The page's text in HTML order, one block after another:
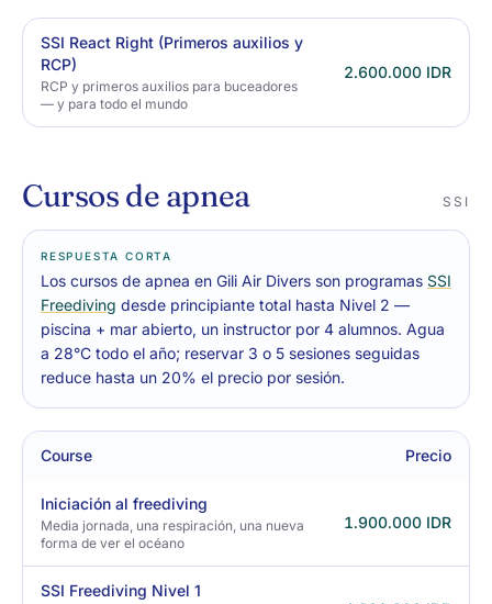
SSI React Right (Primeros auxilios y
RCP)
RCP y primeros auxilios para buceadores
— y para todo el mundo
2.600.000 IDR
Cursos de apnea SSI
RESPUESTA CORTA
Los cursos de apnea en Gili Air Divers son programas SSI
Freediving desde principiante total hasta Nivel 2 —
piscina + mar abierto, un instructor por 4 alumnos. Agua
a 28°C todo el año; reservar 3 o 5 sesiones seguidas
reduce hasta un 20% el precio por sesión.
Course Precio
Iniciación al freediving
Media jornada, una respiración, una nueva
forma de ver el océano
1.900.000 IDR
SSI Freediving Nivel 1